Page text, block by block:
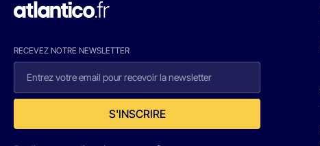
RECEVEZ NOTRE NEWSLETTER
S'INSCRIRE